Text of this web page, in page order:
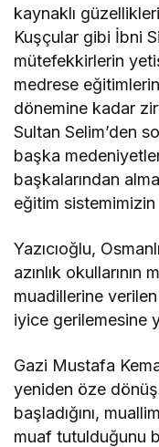
kaynaklı
Kuşçular gibi İbni
mütefekkirlerin
medrese
dönemine kadar
Sultan Selim’den
başka
başkalarından
eğitim sistemimizin
Yazıcıoğlu,
azınlık okullarının
muadillerine
iyice gerilemesine
Gazi Mustafa
yeniden öze
başladığını,
muaf tutulduğunu